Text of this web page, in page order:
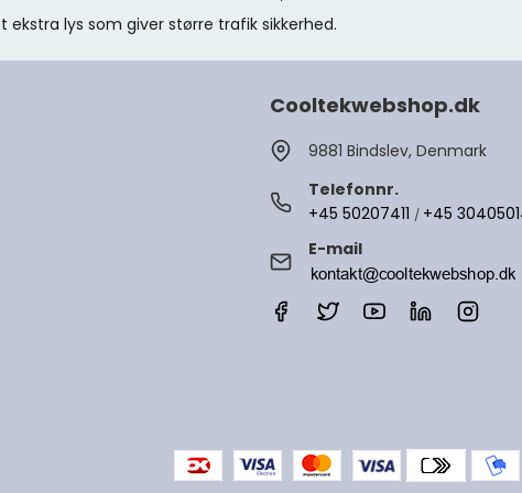
ekstra lys som giver større trafik sikkerhed.
Cooltekwebshop.dk
9881 Bindslev, Denmark
Telefonnr.
+45 50207411 / +45
E-mail